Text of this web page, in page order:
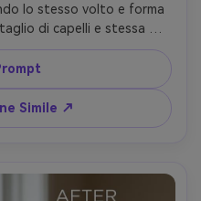
lo stesso volto e forma
di capelli e stessa
naturale della pelle
originale e dettagli
gradazione dei colori
ar 4:5
Simile ↗